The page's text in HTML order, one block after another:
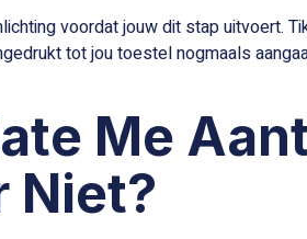
voordat jouw dit stap uitvoert.
tot jou toestel nogmaals
Me
Niet?